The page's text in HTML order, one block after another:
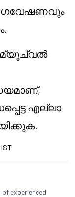
ഗവേഷണവും
മ്യൂച്വൽ
എല്ലാ
of experienced